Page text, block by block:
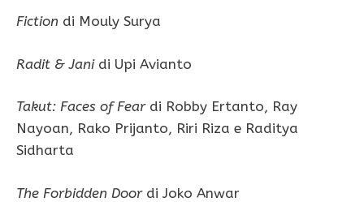
Fiction di Mouly Surya
Radit & Janidi Upi Avianto
Takut: Faces of Feardi Robby Ertanto, Ray
Nayoan, Rako Prijanto, Riri Riza e Raditya
Sidharta
The Forbidden Doordi Joko Anwar